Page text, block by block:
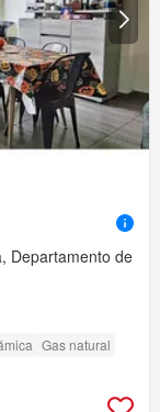
Departamento de
Gas natural